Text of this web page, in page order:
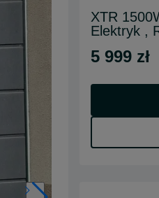
XTR
Elektryk ,
5 999 zł